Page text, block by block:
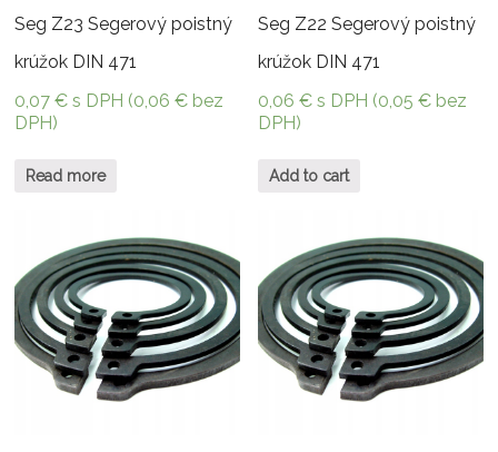
Seg Z23 Segerový poistný
krúžok DIN 471
0,07€ s DPH (0,06€ bez
DPH)
Read more
Seg Z22 Segerový poistný
krúžok DIN 471
0,06€ s DPH (0,05€ bez
DPH)
Add to cart